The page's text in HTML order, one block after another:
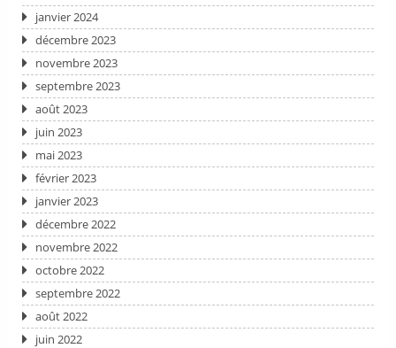
janvier 2024
décembre 2023
novembre 2023
septembre 2023
août 2023
juin 2023
mai 2023
février 2023
janvier 2023
décembre 2022
novembre 2022
octobre 2022
septembre 2022
août 2022
juin 2022